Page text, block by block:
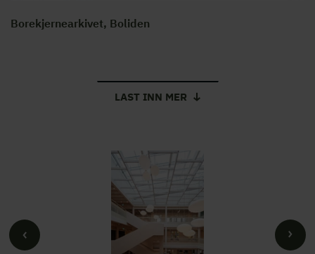
Borekjernearkivet, Boliden
LAST INN MER